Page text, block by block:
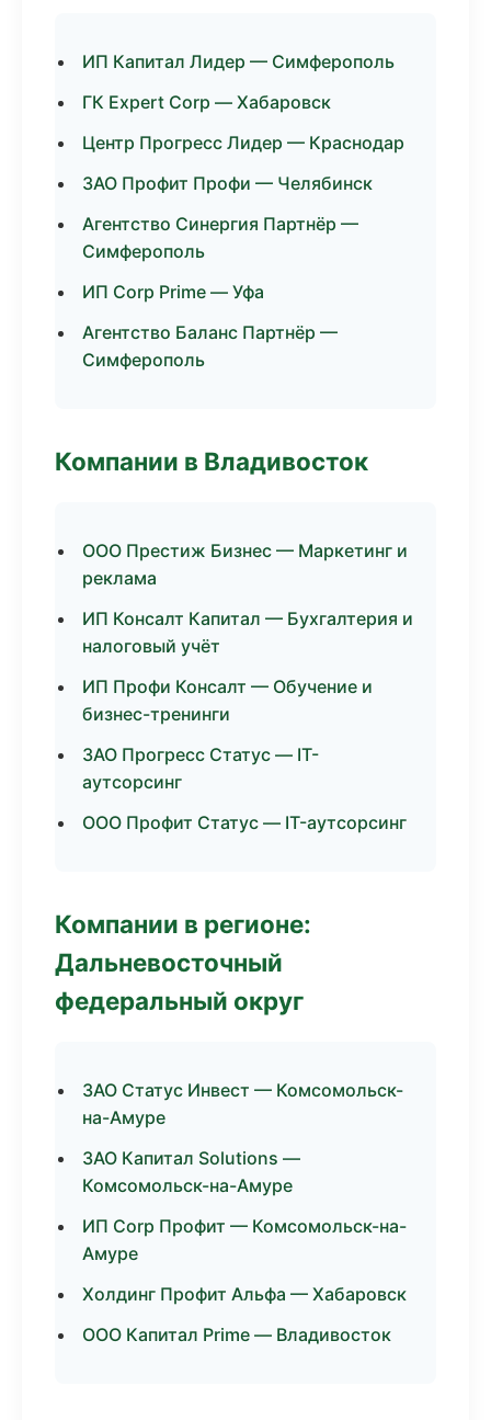
ИП Капитал Лидер — Симферополь
ГК Expert Corp — Хабаровск
Центр Прогресс Лидер — Краснодар
ЗАО Профит Профи — Челябинск
Агентство Синергия Партнёр —
Симферополь
ИП Corp Prime — Уфа
Агентство Баланс Партнёр —
Симферополь
Компании в Владивосток
ООО Престиж Бизнес — Маркетинг и
реклама
ИП Консалт Капитал — Бухгалтерия и
налоговый учёт
ИП Профи Консалт — Обучение и
бизнес-тренинги
ЗАО Прогресс Статус — IT-
аутсорсинг
ООО Профит Статус — IT-аутсорсинг
Компании в регионе:
Дальневосточный
федеральный округ
ЗАО Статус Инвест — Комсомольск-
на-Амуре
ЗАО Капитал Solutions —
Комсомольск-на-Амуре
ИП Corp Профит — Комсомольск-на-
Амуре
Холдинг Профит Альфа — Хабаровск
ООО Капитал Prime — Владивосток